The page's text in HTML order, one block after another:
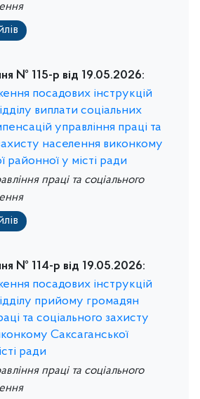
№ 115-р від 19.05.2026:
посадових інструкцій
виплати соціальних
управління праці та
населення виконкому
районної у місті ради
праці та соціального
№ 114-р від 19.05.2026:
посадових інструкцій
прийому громадян
та соціального захисту
Саксаганської
ради
праці та соціального